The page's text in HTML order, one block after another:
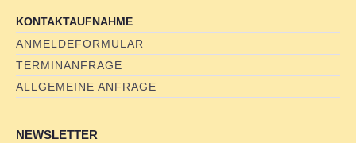
SYSTEMISCHE BERATUNG
für Paare
KONTAKTAUFNAHME
ANMELDEFORMULAR
TERMINANFRAGE
ALLGEMEINE ANFRAGE
NEWSLETTER